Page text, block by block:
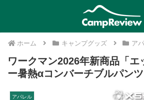
ホーム キャンプグッズ ア
ワークマン2026年新商品「エ
ー暑熱αコンバーチブルパンツ
アパレル